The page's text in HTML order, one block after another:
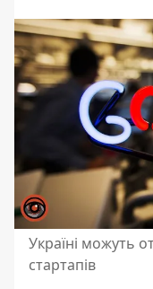
Україні можуть
стартапів